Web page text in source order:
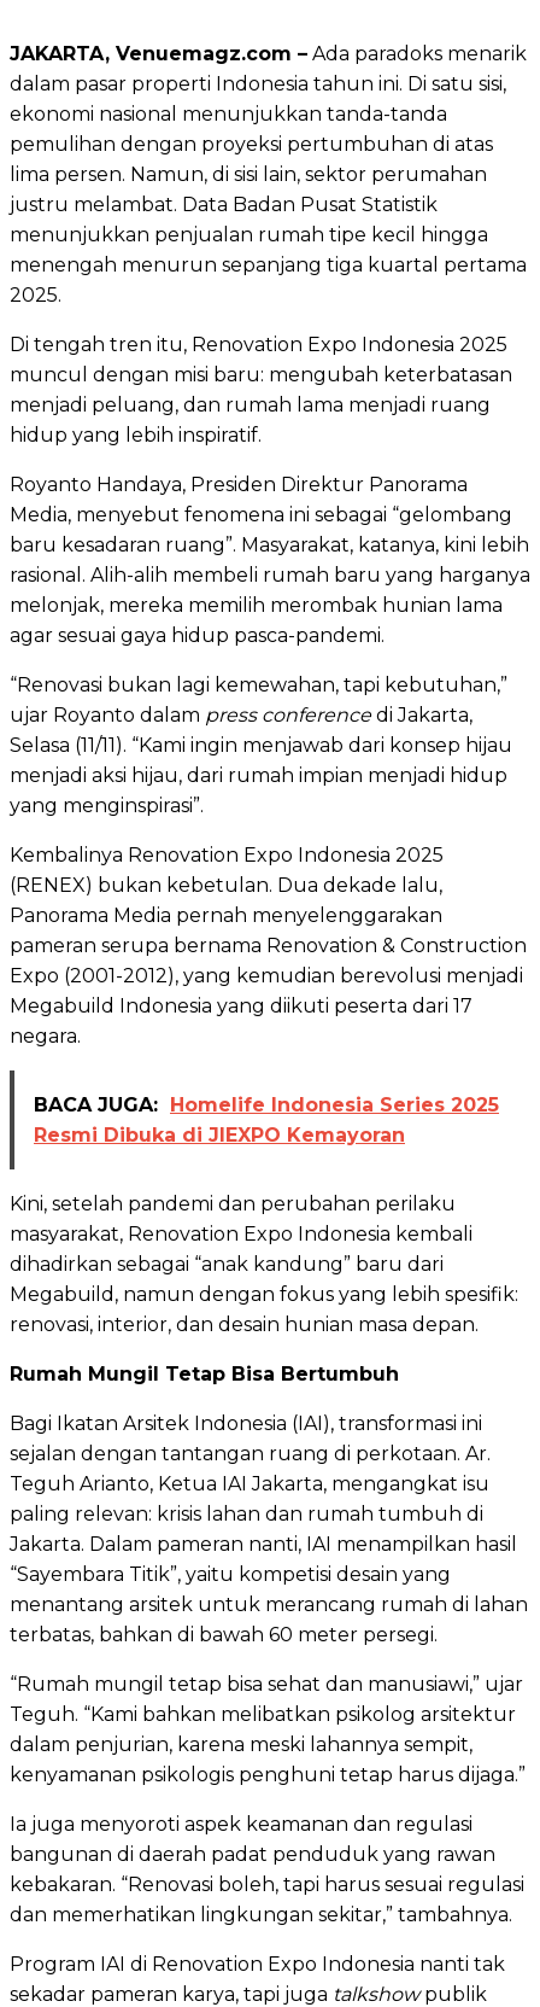
JAKARTA, Venuemagz.com – Ada paradoks menarik
dalam pasar properti Indonesia tahun ini. Di satu sisi,
ekonomi nasional menunjukkan tanda-tanda
pemulihan dengan proyeksi pertumbuhan di atas
lima persen. Namun, di sisi lain, sektor perumahan
justru melambat. Data Badan Pusat Statistik
menunjukkan penjualan rumah tipe kecil hingga
menengah menurun sepanjang tiga kuartal pertama
2025.
Di tengah tren itu, Renovation Expo Indonesia 2025
muncul dengan misi baru: mengubah keterbatasan
menjadi peluang, dan rumah lama menjadi ruang
hidup yang lebih inspiratif.
Royanto Handaya, Presiden Direktur Panorama
Media, menyebut fenomena ini sebagai “gelombang
baru kesadaran ruang”. Masyarakat, katanya, kini lebih
rasional. Alih-alih membeli rumah baru yang harganya
melonjak, mereka memilih merombak hunian lama
agar sesuai gaya hidup pasca-pandemi.
“Renovasi bukan lagi kemewahan, tapi kebutuhan,”
ujar Royanto dalam press conferencedi Jakarta,
Selasa (11/11). “Kami ingin menjawab dari konsep hijau
menjadi aksi hijau, dari rumah impian menjadi hidup
yang menginspirasi”.
Kembalinya Renovation Expo Indonesia 2025
(RENEX) bukan kebetulan. Dua dekade lalu,
Panorama Media pernah menyelenggarakan
pameran serupa bernama Renovation & Construction
Expo (2001-2012), yang kemudian berevolusi menjadi
Megabuild Indonesia yang diikuti peserta dari 17
negara.
BACA JUGA: Homelife Indonesia Series 2025
Resmi Dibuka di JIEXPO Kemayoran
Kini, setelah pandemi dan perubahan perilaku
masyarakat, Renovation Expo Indonesia kembali
dihadirkan sebagai “anak kandung” baru dari
Megabuild, namun dengan fokus yang lebih spesifik:
renovasi, interior, dan desain hunian masa depan.
Rumah Mungil Tetap Bisa Bertumbuh
Bagi Ikatan Arsitek Indonesia (IAI), transformasi ini
sejalan dengan tantangan ruang di perkotaan. Ar.
Teguh Arianto, Ketua IAI Jakarta, mengangkat isu
paling relevan: krisis lahan dan rumah tumbuh di
Jakarta. Dalam pameran nanti, IAI menampilkan hasil
“Sayembara Titik”, yaitu kompetisi desain yang
menantang arsitek untuk merancang rumah di lahan
terbatas, bahkan di bawah 60 meter persegi.
“Rumah mungil tetap bisa sehat dan manusiawi,” ujar
Teguh. “Kami bahkan melibatkan psikolog arsitektur
dalam penjurian, karena meski lahannya sempit,
kenyamanan psikologis penghuni tetap harus dijaga.”
Ia juga menyoroti aspek keamanan dan regulasi
bangunan di daerah padat penduduk yang rawan
kebakaran. “Renovasi boleh, tapi harus sesuai regulasi
dan memerhatikan lingkungan sekitar,” tambahnya.
Program IAI di Renovation Expo Indonesia nanti tak
sekadar pameran karya, tapi juga talkshowpublik